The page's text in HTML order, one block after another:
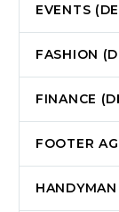
EVENTS
FASHION
FINANCE
FOOTER